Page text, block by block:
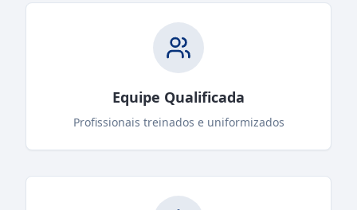
Equipe Qualificada
Profissionais treinados e uniformizados